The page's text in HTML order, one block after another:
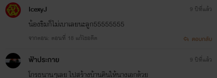
IcexyJ
น้องขิมก็ไม่เบาเลยนะลูก55555555
จากตอน: ตอนที่ 18 แก้ไขอดีต
9 ปีที่แล้ว
ตอบกลับ
ฟ้าประกาย
โกรธนานๆเลย ไปสร้างบ้านคินให้นางเอกด้วย
9 ปีที่แล้ว